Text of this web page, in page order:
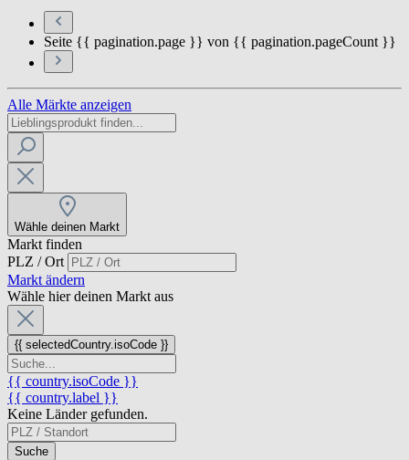
Seite {{ pagination.page }} von {{ pagination.pageCount }}
Alle Märkte anzeigen
Wähle deinen Markt
Markt finden
PLZ / Ort
Markt ändern
Wähle hier deinen Markt aus
{{ selectedCountry.isoCode }}
{{ country.isoCode }}
{{ country.label }}
Keine Länder gefunden.
Suche